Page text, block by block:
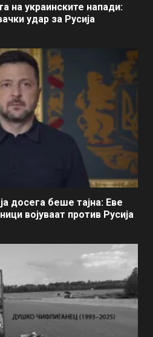
на украинските напади:
удар за Русија
досега беше тајна: Еве
војуваат против Русија